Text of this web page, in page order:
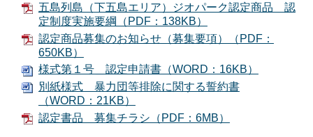
五島列島（下五島エリア）ジオパーク認定商品 認
定制度実施要綱（PDF：138KB）
認定商品募集のお知らせ（募集要項）（PDF：
650KB）
様式第１号＿認定申請書（WORD：16KB）
別紙様式＿暴力団等排除に関する誓約書
（WORD：21KB）
認定書品 募集チラシ（PDF：6MB）